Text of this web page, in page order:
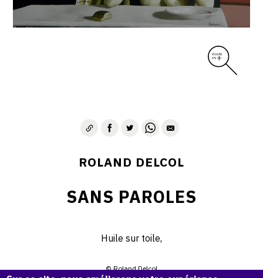
ROLAND DELCOL
SANS PAROLES
Huile sur toile,
© Roland Delcol